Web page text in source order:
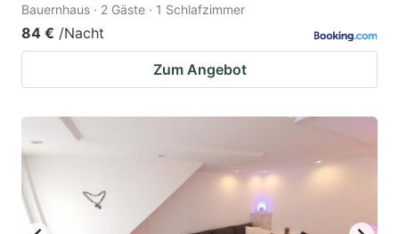
Bauernhaus · 2 Gäste · 1 Schlafzimmer
84 € /Nacht
Zum Angebot